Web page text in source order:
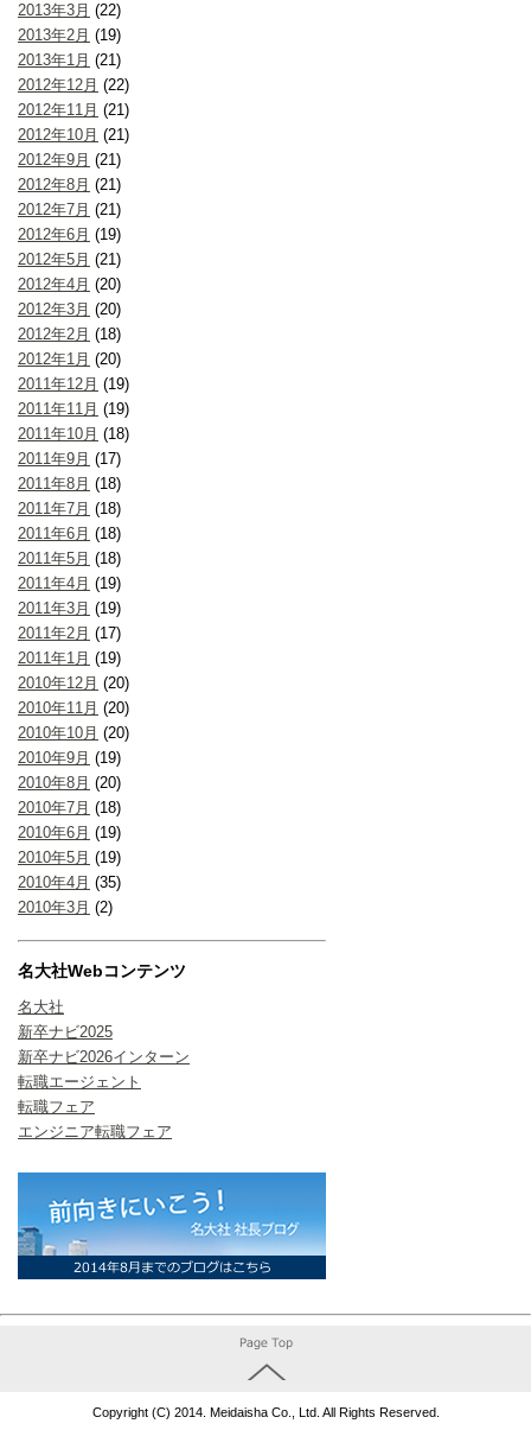
2013年3月 (22)
2013年2月 (19)
2013年1月 (21)
2012年12月 (22)
2012年11月 (21)
2012年10月 (21)
2012年9月 (21)
2012年8月 (21)
2012年7月 (21)
2012年6月 (19)
2012年5月 (21)
2012年4月 (20)
2012年3月 (20)
2012年2月 (18)
2012年1月 (20)
2011年12月 (19)
2011年11月 (19)
2011年10月 (18)
2011年9月 (17)
2011年8月 (18)
2011年7月 (18)
2011年6月 (18)
2011年5月 (18)
2011年4月 (19)
2011年3月 (19)
2011年2月 (17)
2011年1月 (19)
2010年12月 (20)
2010年11月 (20)
2010年10月 (20)
2010年9月 (19)
2010年8月 (20)
2010年7月 (18)
2010年6月 (19)
2010年5月 (19)
2010年4月 (35)
2010年3月 (2)
名大社Webコンテンツ
名大社
新卒ナビ2025
新卒ナビ2026インターン
転職エージェント
転職フェア
エンジニア転職フェア
Copyright (C) 2014. Meidaisha Co., Ltd. All Rights Reserved.